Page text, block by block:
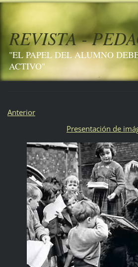
REVISTA -
"EL PAPEL DEL ALUMNO
ACTIVO"
Anterior
Presentación de